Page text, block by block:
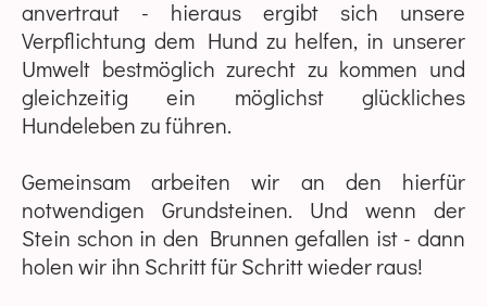
anvertraut - hieraus ergibt sich unsere
Verpflichtung dem Hund zu helfen, in unserer
Umwelt bestmöglich zurecht zu kommen und
gleichzeitig ein möglichst glückliches
Hundeleben zu führen.
Gemeinsam arbeiten wir an den hierfür
notwendigen Grundsteinen. Und wenn der
Stein schon in den Brunnen gefallen ist - dann
holen wir ihn Schritt für Schritt wieder raus!